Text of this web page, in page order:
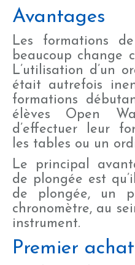
Avantages
Les formations
beaucoup change
L’utilisation d’un
était autrefois
formations
élèves Open
d’effectuer leur
les tables ou un
Le principal
de plongée est
de plongée, un
chronomètre, au
instrument.
Premier achat